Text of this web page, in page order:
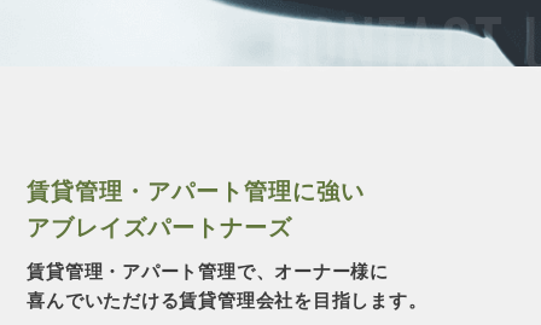
CONTACT
賃貸管理・アパート管理に強い
アブレイズパートナーズ
賃貸管理・アパート管理で、オーナー様に
喜んでいただける賃貸管理会社を目指します。